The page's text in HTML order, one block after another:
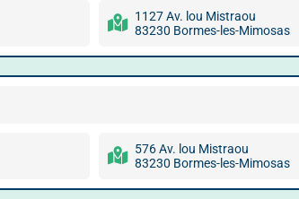
1127 Av. lou Mistraou
83230 Bormes-les-Mimosas
576 Av. lou Mistraou
83230 Bormes-les-Mimosas